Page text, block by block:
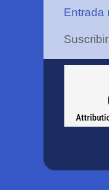
Entrada